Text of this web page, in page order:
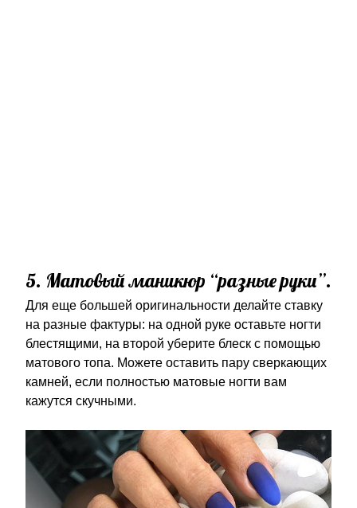
5. Матовый маникюр “разные руки”.
Для еще большей оригинальности делайте ставку
на разные фактуры: на одной руке оставьте ногти
блестящими, на второй уберите блеск с помощью
матового топа. Можете оставить пару сверкающих
камней, если полностью матовые ногти вам
кажутся скучными.